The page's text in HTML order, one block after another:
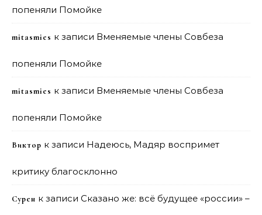
попеняли Помойке
mitasmies к записи Вменяемые члены Совбеза
попеняли Помойке
mitasmies к записи Вменяемые члены Совбеза
попеняли Помойке
Виктор к записи Надеюсь, Мадяр воспримет
критику благосклонно
Сурен к записи Сказано же: всё будущее «россии» –